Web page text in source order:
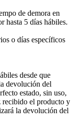
de demora en
hasta 5 días hábiles.
o días específicos
desde que
devolución del
estado, sin uso,
recibido el producto y
la devolución del